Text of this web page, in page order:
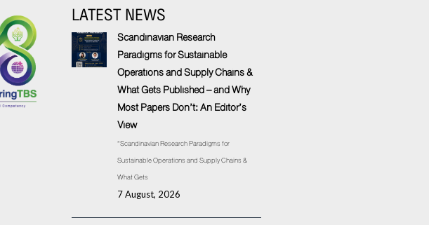
LATEST NEWS
Scandinavian Research
Paradigms for Sustainable
Operations and Supply Chains &
What Gets Published – and Why
Most Papers Don’t: An Editor’s
View
“Scandinavian Research Paradigms for
Sustainable Operations and Supply Chains &
What Gets
7 August, 2026